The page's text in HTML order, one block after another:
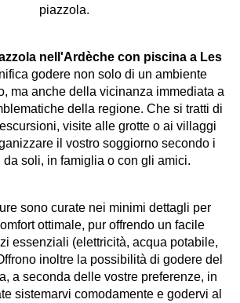
piazzola.
nell'Ardèche con piscina a Les
godere non solo di un ambiente
ma anche della vicinanza immediata a
della regione. Che si tratti di
visite alle grotte o ai villaggi
il vostro soggiorno secondo i
da soli, in famiglia o con gli amici.
sono curate nei minimi dettagli per
ottimale, pur offrendo un facile
essenziali (elettricità, acqua potabile,
inoltre la possibilità di godere del
a seconda delle vostre preferenze, in
sistemarvi comodamente e godervi al